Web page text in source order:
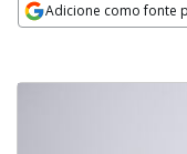
Adicione como fonte